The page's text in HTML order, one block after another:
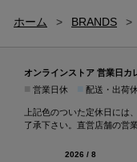
ホーム > BRANDS >
オンラインストア 営業日カ
営業日休 配送・出荷
上記色のついた定休日には
了承下さい。直営店舗の営
2026 / 8